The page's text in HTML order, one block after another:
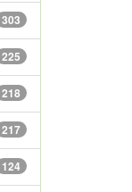
303
225
218
217
124